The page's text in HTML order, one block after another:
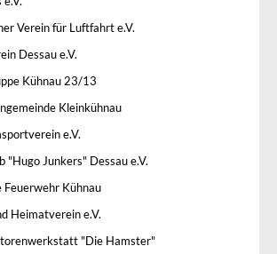
Verein für Luftfahrt e.V.
Dessau e.V.
Kühnau 23/13
Kleinkühnau
e.V.
"Hugo Junkers" Dessau e.V.
Feuerwehr Kühnau
Heimatverein e.V.
"Die Hamster"